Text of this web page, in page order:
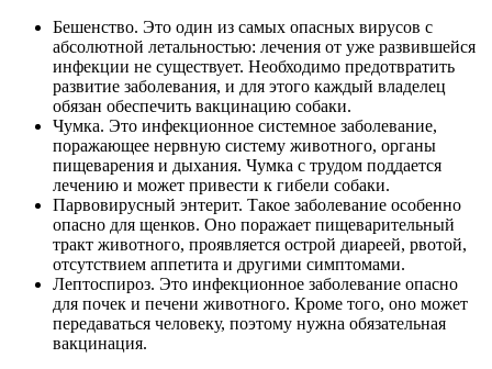
Бешенство. Это один из самых опасных вирусов с
абсолютной летальностью: лечения от уже развившейся
инфекции не существует. Необходимо предотвратить
развитие заболевания, и для этого каждый владелец
обязан обеспечить вакцинацию собаки.
Чумка. Это инфекционное системное заболевание,
поражающее нервную систему животного, органы
пищеварения и дыхания. Чумка с трудом поддается
лечению и может привести к гибели собаки.
Парвовирусный энтерит. Такое заболевание особенно
опасно для щенков. Оно поражает пищеварительный
тракт животного, проявляется острой диареей, рвотой,
отсутствием аппетита и другими симптомами.
Лептоспироз. Это инфекционное заболевание опасно
для почек и печени животного. Кроме того, оно может
передаваться человеку, поэтому нужна обязательная
вакцинация.